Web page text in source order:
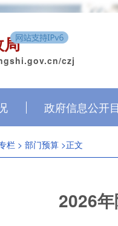
局
czj
政府信息公开
栏 > 部门预算 >正文
2026